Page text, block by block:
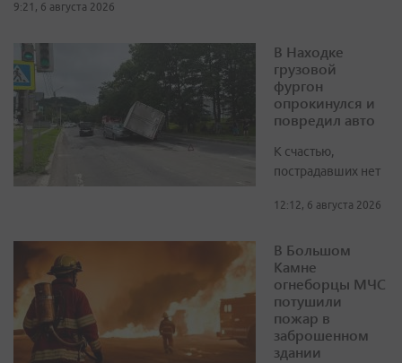
9:21, 6 августа 2026
В Находке
грузовой
фургон
опрокинулся и
повредил авто
К счастью,
пострадавших нет
12:12, 6 августа 2026
В Большом
Камне
огнеборцы МЧС
потушили
пожар в
заброшенном
здании